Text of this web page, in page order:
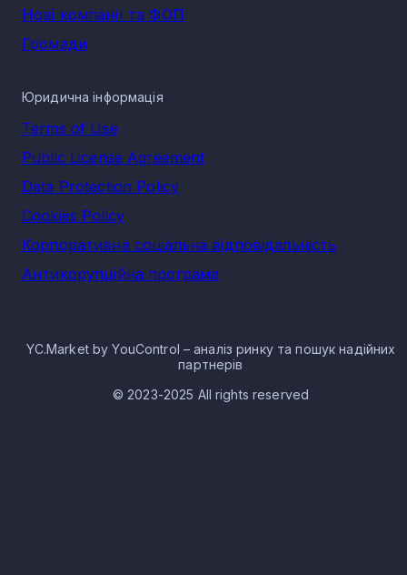
Нові компанії та ФОП
Громади
Юридична інформація
Terms of Use
Public License Agreement
Data Protection Policy
Cookies Policy
Корпоративна соціальна відповідальність
Антикорупційна програма
YC.Market by YouControl – аналіз ринку та пошук надійних
партнерів
© 2023-2025 All rights reserved